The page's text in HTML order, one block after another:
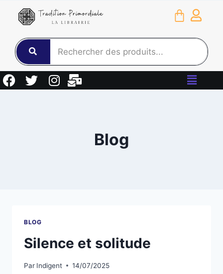
Blog
BLOG
Silence et solitude
Par Indigent 14/07/2025